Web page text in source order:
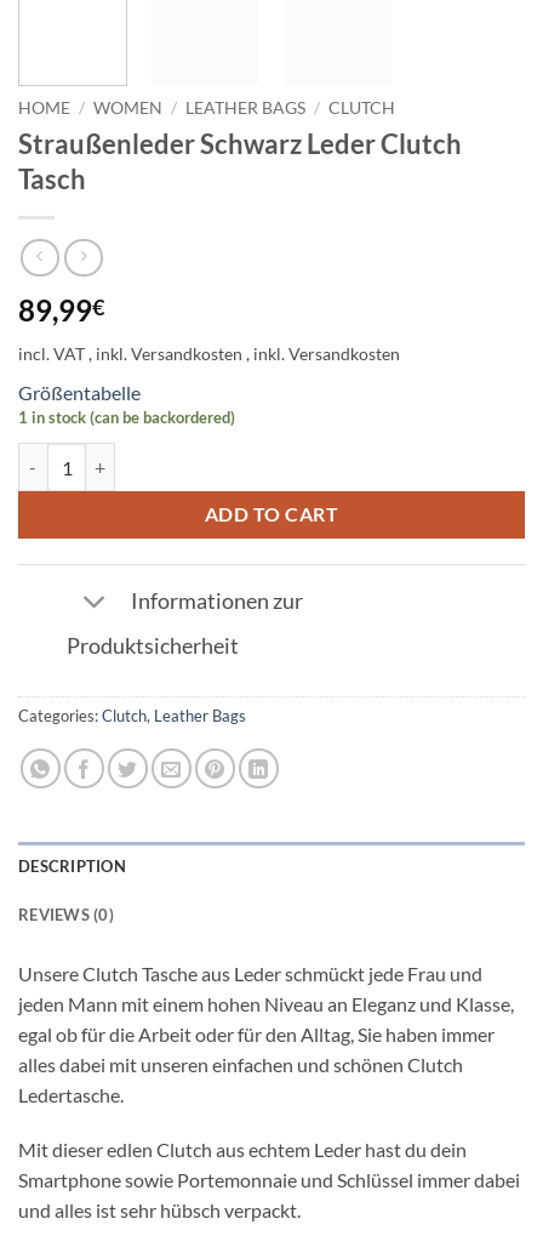
HOME / WOMEN / LEATHER BAGS / CLUTCH
Straußenleder Schwarz Leder Clutch
Tasch
89,99€
incl. VAT
Größentabelle
1 in stock (can be backordered)
ADD TO CART
Informationen zur
Produktsicherheit
Categories:Clutch, Leather Bags
DESCRIPTION
REVIEWS (0)
Unsere Clutch Tasche aus Leder schmückt jede Frau und
jeden Mann mit einem hohen Niveau an Eleganz und Klasse,
egal ob für die Arbeit oder für den Alltag, Sie haben immer
alles dabei mit unseren einfachen und schönen Clutch
Ledertasche.
Mit dieser edlen Clutch aus echtem Leder hast du dein
Smartphone sowie Portemonnaie und Schlüssel immer dabei
und alles ist sehr hübsch verpackt.